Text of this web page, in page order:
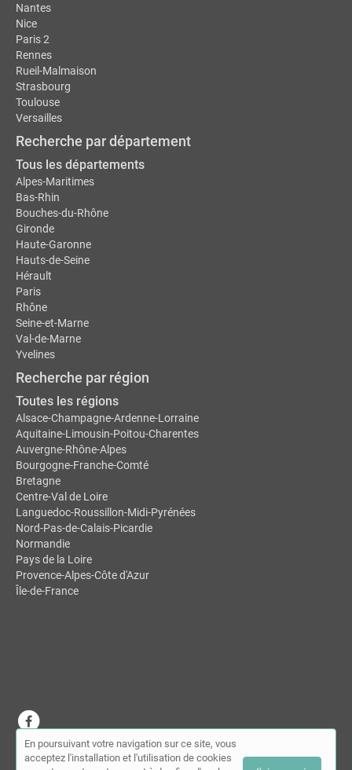
Nantes
Nice
Paris 2
Rennes
Rueil-Malmaison
Strasbourg
Toulouse
Versailles
Recherche par département
Tous les départements
Alpes-Maritimes
Bas-Rhin
Bouches-du-Rhône
Gironde
Haute-Garonne
Hauts-de-Seine
Hérault
Paris
Rhône
Seine-et-Marne
Val-de-Marne
Yvelines
Recherche par région
Toutes les régions
Alsace-Champagne-Ardenne-Lorraine
Aquitaine-Limousin-Poitou-Charentes
Auvergne-Rhône-Alpes
Bourgogne-Franche-Comté
Bretagne
Centre-Val de Loire
Languedoc-Roussillon-Midi-Pyrénées
Nord-Pas-de-Calais-Picardie
Normandie
Pays de la Loire
Provence-Alpes-Côte d'Azur
Île-de-France
© MDSL | Annuaire des ostéopathes 2026 |Plan du site
compte|Contact
En poursuivant votre navigation sur ce site, vous
acceptez l'installation et l'utilisation de cookies